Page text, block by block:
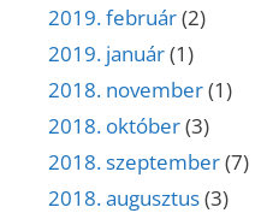
2019. február(2)
2019. január(1)
2018. november(1)
2018. október(3)
2018. szeptember(7)
2018. augusztus(3)